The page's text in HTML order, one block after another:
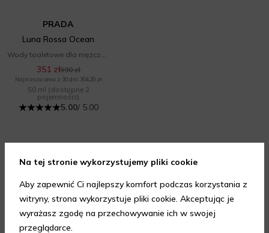
PRADA
Luna Rossa Ocean
351 zł390 zł
Najniższa cena z 30 dni: 304,20 zł
50 ml (dostępne 2
pojemności)
5.00/ 5.00
Opinie
Na tej stronie wykorzystujemy pliki cookie
Aby zapewnić Ci najlepszy komfort podczas korzystania z
witryny, strona wykorzystuje pliki cookie. Akceptując je
wyrażasz zgodę na przechowywanie ich w swojej
przeglądarce.